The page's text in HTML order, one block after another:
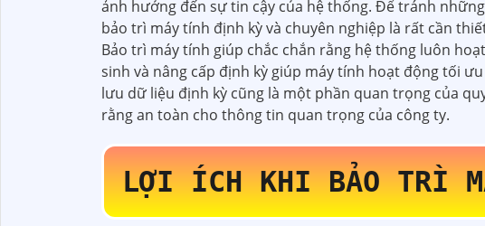
ảnh hưởng đến sự tin cậy của hệ thống. Để tránh
bảo trì máy tính định kỳ và chuyên nghiệp là rất cần
Bảo trì máy tính giúp chắc chắn rằng hệ thống luôn
sinh và nâng cấp định kỳ giúp máy tính hoạt động tối
lưu dữ liệu định kỳ cũng là một phần quan trọng của
rằng an toàn cho thông tin quan trọng của công ty.
LỢI ÍCH KHI BẢO TRÌ